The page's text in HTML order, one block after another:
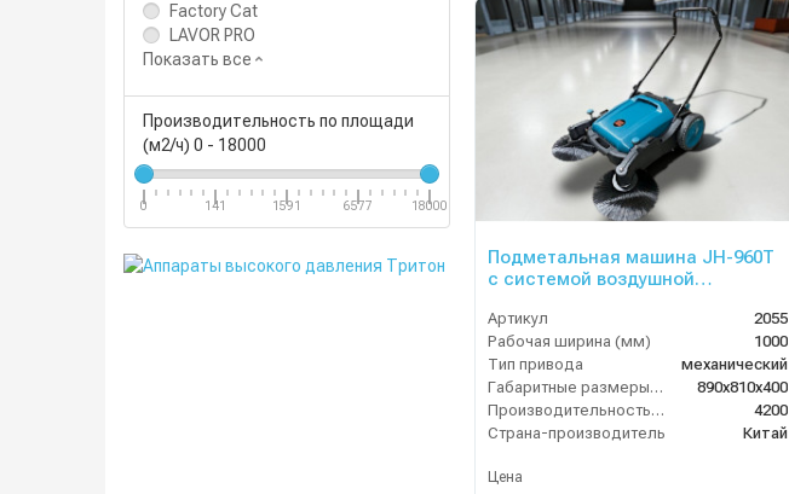
Factory Cat
LAVOR PRO
Показать все
Производительность по площади
(м2/ч) 0 - 18000
0 141 1591 6577 18000
Подметальная машина JH-960T
с системой воздушной
Артикул
2055
Рабочая ширина (мм)
1000
Тип привода
механический
Габаритные размеры, мм
890х810х400
Производительность по площади (м2/ч)
4200
Страна-производитель
Китай
Цена